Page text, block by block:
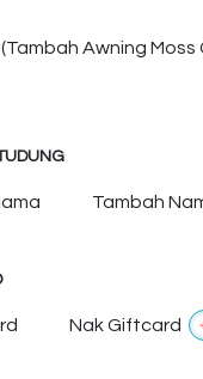
Awning Moss
Tambah
Nak Giftcard